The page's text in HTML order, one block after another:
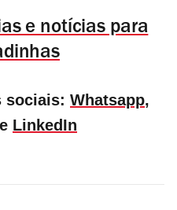
e notícias para
sociais: Whatsapp,
e LinkedIn